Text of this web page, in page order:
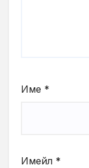
Име *
Имейл *